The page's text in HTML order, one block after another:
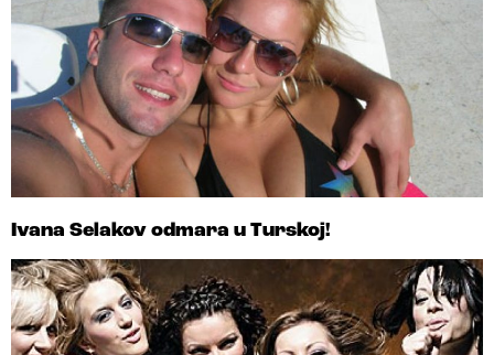
Ivana Selakov odmara u Turskoj!